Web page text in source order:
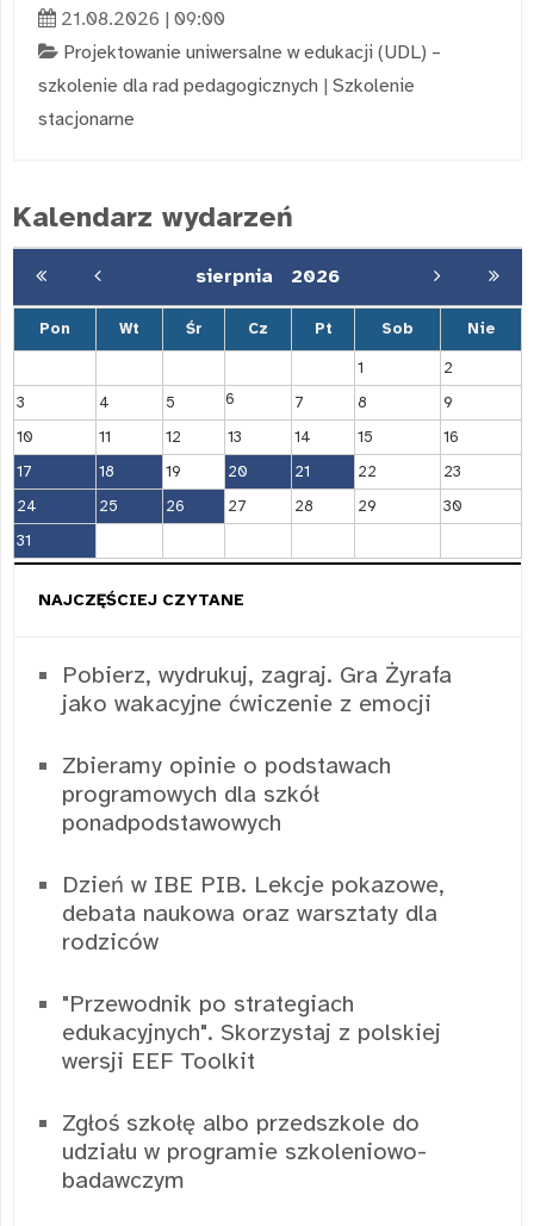
21.08.2026 | 09:00
Projektowanie uniwersalne w edukacji (UDL) –
szkolenie dla rad pedagogicznych | Szkolenie
stacjonarne
Kalendarz wydarzeń
sierpnia 2026
Pon Wt Śr Cz Pt Sob Nie
1
2
3
4 5 6 7 8
9
10
11 12 13 14 15
16
17
18 19 20 21 22
23
24
25 26 27 28 29
30
31
NAJCZĘŚCIEJ CZYTANE
Pobierz, wydrukuj, zagraj. Gra Żyrafa
jako wakacyjne ćwiczenie z emocji
Zbieramy opinie o podstawach
programowych dla szkół
ponadpodstawowych
Dzień w IBE PIB. Lekcje pokazowe,
debata naukowa oraz warsztaty dla
rodziców
"Przewodnik po strategiach
edukacyjnych". Skorzystaj z polskiej
wersji EEF Toolkit
Zgłoś szkołę albo przedszkole do
udziału w programie szkoleniowo-
badawczym